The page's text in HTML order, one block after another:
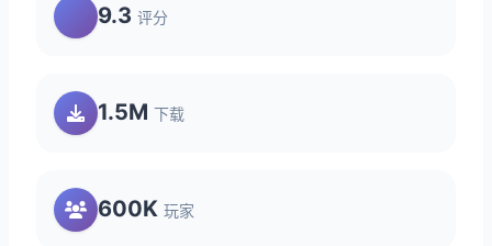
9.3 评分
1.5M 下载
600K 玩家